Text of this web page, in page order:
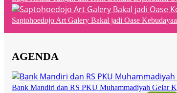
Saptohoedojo Art Galery Bakal jadi Oase
AGENDA
Bank Mandiri dan RS PKU Muhammadiyah Gelar